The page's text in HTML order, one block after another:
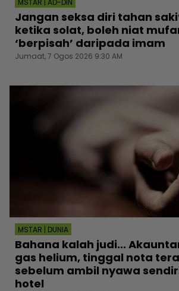
MSTAR | AD-DIN
Jangan seksa diri tahan
ketika solat, boleh niat
‘berpisah’ daripada imam
Jumaat, 7 Ogos 2026 9:30 AM
MSTAR | DUNIA
Bahana kalah judi...
gas helium, tinggal nota
sebelum ambil nyawa
hotel